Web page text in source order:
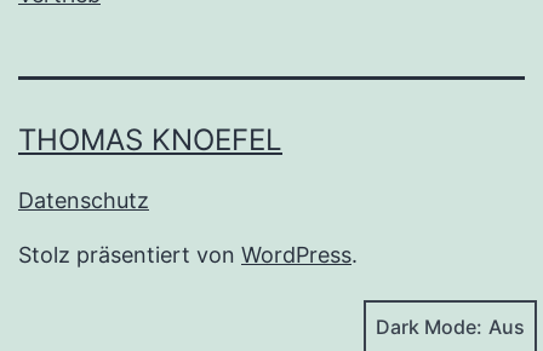
THOMAS KNOEFEL
Datenschutz
Stolz präsentiert von WordPress.
Dark Mode: